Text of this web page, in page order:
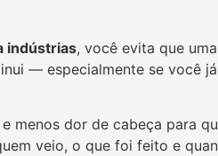
indústrias, você evita que
— especialmente se você
menos dor de cabeça para
veio, o que foi feito e